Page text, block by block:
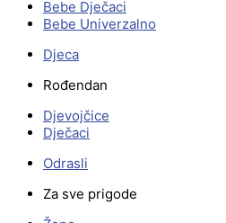
Bebe Dječaci
Bebe Univerzalno
Djeca
Rođendan
Djevojčice
Dječaci
Odrasli
Za sve prigode